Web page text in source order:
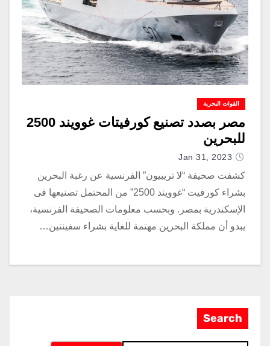
القوات البحرية
مصر بصدد تصنيع كورفيتات غوويند 2500
للبحرين
Jan 31, 2023
كشفت صحيفة “لا تريبيون” الفرنسية عن رغبة البحرين
بشراء كورفيت “غوويند 2500” من المحتمل تصنيعها فى
الإسكندرية بمصر. وبحسب معلومات الصحيفة الفرنسية،
يبدو أن مملكة البحرين مهتمة للغاية بشراء سفينتين…
Search